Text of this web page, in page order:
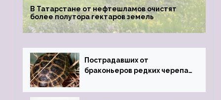
В Татарстане от нефтешламов очистят
более полутора гектаров земель
Пострадавших от
браконьеров редких черепах
зоопарк